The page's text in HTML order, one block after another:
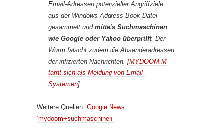
Email-Adressen potenzieller Angriffziele
aus der Windows Address Book Datei
gesammelt und mittels Suchmaschinen
wie Google oder Yahoo überprüft. Der
Wurm fälscht zudem die Absenderadressen
der infizierten Nachrichten. [MYDOOM.M
tarnt sich als Meldung von Email-
Systemen]
Weitere Quellen: Google News
‘mydoom+suchmaschinen’